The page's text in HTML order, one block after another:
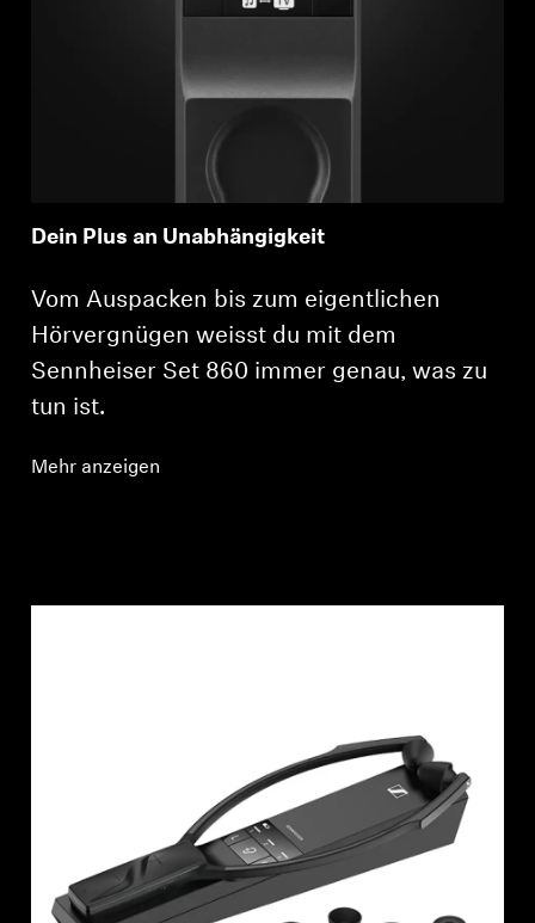
Dein Plus an Unabhängigkeit
Vom Auspacken bis zum eigentlichen
Hörvergnügen weisst du mit dem
Sennheiser Set 860 immer genau, was zu
tun ist.
Mehr anzeigen